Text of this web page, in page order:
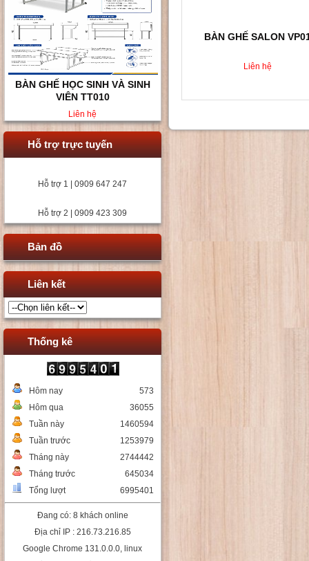
BÀN GHẾ HỌC SINH VÀ SINH
VIÊN TT010
Liên hệ
Hỗ trợ trực tuyến
Hỗ trợ 1 | 0909 647 247
Hỗ trợ 2 | 0909 423 309
Bản đồ
Liên kết
Thống kê
Hôm nay
573
Hôm qua
36055
Tuần này
1460594
Tuần trước
1253979
Tháng này
2744442
Tháng trước
645034
Tổng lượt
6995401
Đang có: 8 khách online
Địa chỉ IP : 216.73.216.85
Google Chrome 131.0.0.0, linux
BÀN GHẾ SALON
Liên hệ